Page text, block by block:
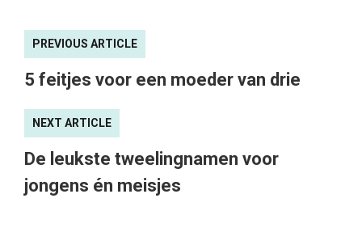
PREVIOUS ARTICLE
5 feitjes voor een moeder van drie
NEXT ARTICLE
De leukste tweelingnamen voor
jongens én meisjes